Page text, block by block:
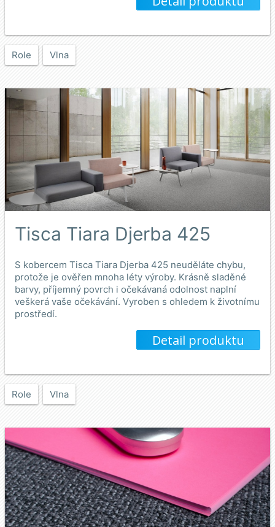
Role Vlna
Tisca Tiara Djerba 425
S kobercem Tisca Tiara Djerba 425 neuděláte chybu,
protože je ověřen mnoha léty výroby. Krásně sladěné
barvy, příjemný povrch i očekávaná odolnost naplní
veškerá vaše očekávání. Vyroben s ohledem k životnímu
prostředí.
Detail produktu
Role Vlna